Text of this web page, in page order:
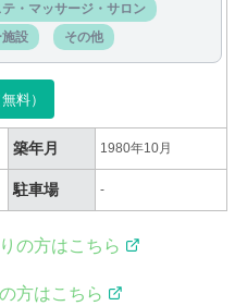
テ・マッサージ・サロン
設 その他
料）
築年月 1980年10月
駐車場 -
の方はこちら
方はこちら